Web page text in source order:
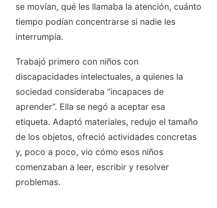
se movían, qué les llamaba la atención, cuánto
tiempo podían concentrarse si nadie les
interrumpía.
Trabajó primero con niños con
discapacidades intelectuales, a quienes la
sociedad consideraba “incapaces de
aprender”. Ella se negó a aceptar esa
etiqueta. Adaptó materiales, redujo el tamaño
de los objetos, ofreció actividades concretas
y, poco a poco, vio cómo esos niños
comenzaban a leer, escribir y resolver
problemas.